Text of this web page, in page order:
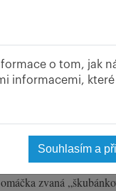
od trhavého
brambory s
být v chuti patrná a
ty, co zbudou z
zvaná
o tom, jak
informacemi,
Souhlasím a